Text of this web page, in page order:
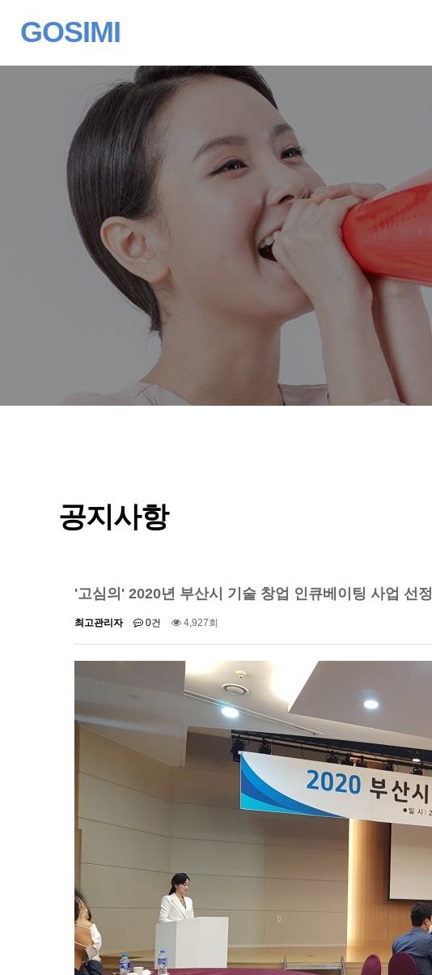
GOSIMI
공지사항
'고심의' 2020년 부산시 기술 창업 인큐베이팅 사업 선정
최고관리자 0건 4,927회